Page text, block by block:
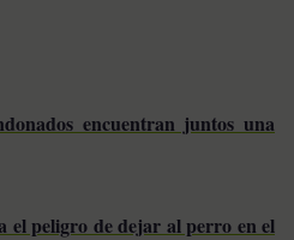
encuentran juntos una
el peligro de dejar al perro en el